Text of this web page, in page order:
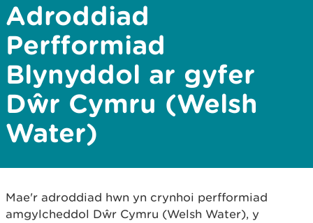
Adroddiad
Perfformiad
Blynyddol ar gyfer
Dŵr Cymru (Welsh
Water)
Mae'r adroddiad hwn yn crynhoi perfformiad
amgylcheddol Dŵr Cymru (Welsh Water), y